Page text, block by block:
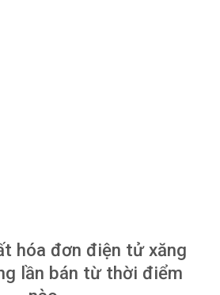
hóa đơn điện tử xăng
lần bán từ thời điểm